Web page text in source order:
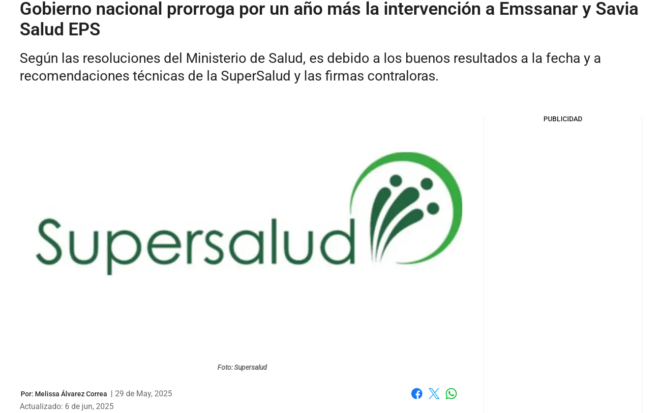
Gobierno nacional prorroga por un año más la intervención a Emssanar y Savia
Salud EPS
Según las resoluciones del Ministerio de Salud, es debido a los buenos resultados a la fecha y a
recomendaciones técnicas de la SuperSalud y las firmas contraloras.
Foto: Supersalud
Por: Melissa Álvarez Correa | 29 de May, 2025
Actualizado: 6 de jun, 2025
PUBLICIDAD